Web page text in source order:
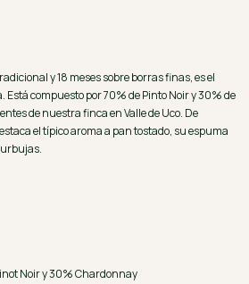
y 18 meses sobre borras finas, es el
Está compuesto por 70% de Pinto Noir y 30% de
de nuestra finca en Valle de Uco. De
el típico aroma a pan tostado, su espuma
Noir y 30% Chardonnay